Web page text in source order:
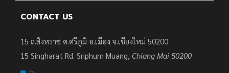
CONTACT US
15 ถ.สิงหราช ต.ศรีภูมิ อ.เมือง จ.เชียงใหม่ 50200
15 Singharat Rd. Sriphum Muang, Chiang Mai 50200